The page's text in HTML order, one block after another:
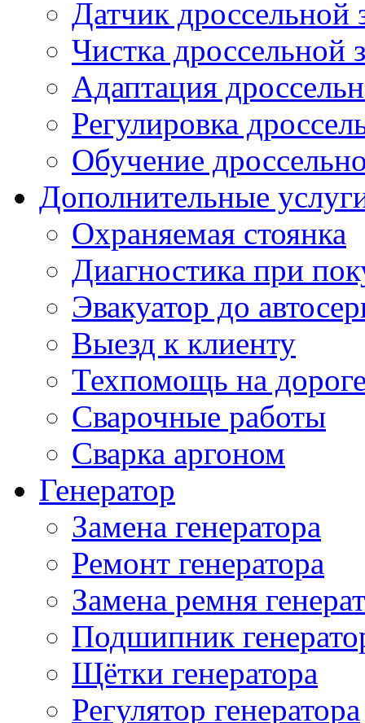
Датчик дроссельной
Чистка дроссельной
Адаптация
Регулировка
Обучение
Дополнительные
Охраняемая стоянка
Диагностика при
Эвакуатор до
Выезд к клиенту
Техпомощь на
Сварочные работы
Сварка аргоном
Генератор
Замена генератора
Ремонт генератора
Замена ремня
Подшипник
Щётки генератора
Регулятор генератора